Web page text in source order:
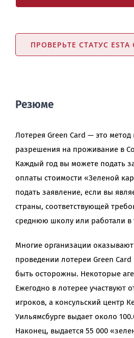
ПРОВЕРЬТЕ СТАТУС
Резюме
Лотерея Green Card — это метод
разрешения на проживание в
Каждый год вы можете подать
оплаты стоимости «Зеленой
подать заявление, если вы
страны, соответствующей
среднюю школу или работали в
Многие организации
проведении лотереи Green
быть осторожны. Некоторые
Ежегодно в лотерее участвуют
игроков, а консульский центр
Уильямсбурге выдает около
Наконец, выдается 55 000